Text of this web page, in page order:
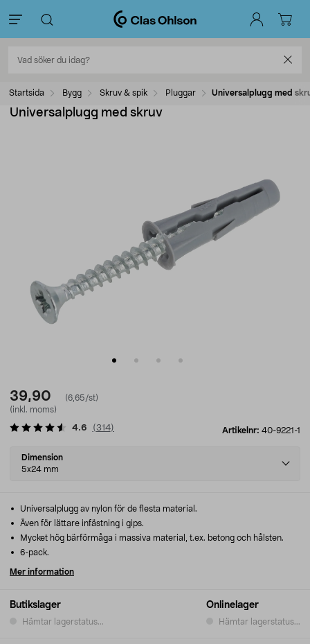
Startsida Bygg Skruv & spik Pluggar Universalplugg med
Universalplugg med skruv
39,90
(6,65/st)
(inkl. moms)
Artikelnr: 40-9221-1
4.6 (314)
Select
variant
Dimension
5x24 mm
Butikslager
Hämtar lagerstatus...
Onlinelager
Hämtar lagerstatus...
Universalplugg av nylon för de flesta material.
Även för lättare infästning i gips.
Mycket hög bärförmåga i massiva material, t.ex. betong och hålsten.
6-pack.
Mer information